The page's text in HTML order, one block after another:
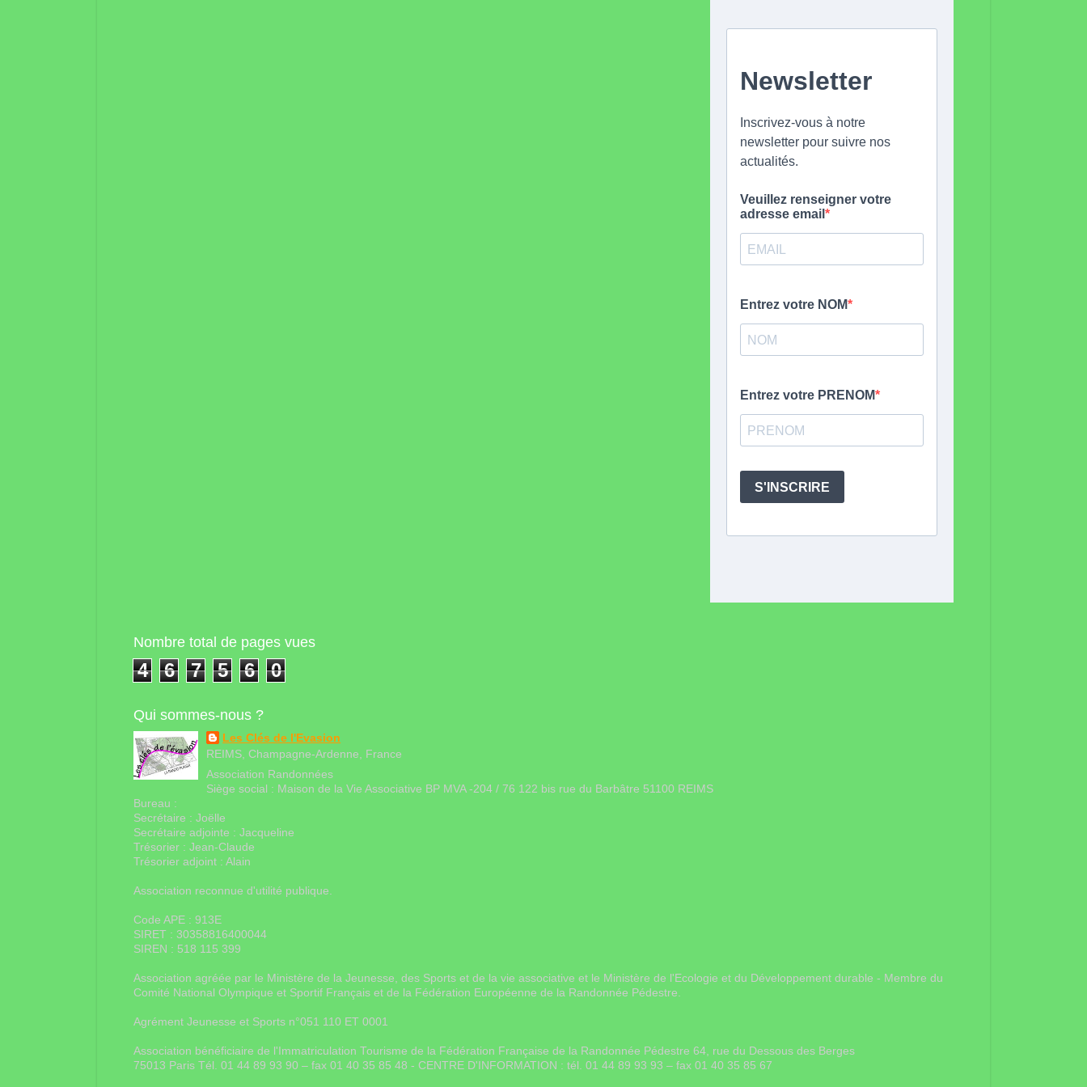
Nombre total de pages vues
4 6 7 5 6 0
Qui sommes-nous ?
Les Clés de l'Evasion
REIMS, Champagne-Ardenne, France
Association Randonnées
Siège social : Maison de la Vie Associative BP MVA -204 / 76 122 bis rue du Barbâtre 51100 REIMS
Bureau :
Secrétaire : Joëlle
Secrétaire adjointe : Jacqueline
Trésorier : Jean-Claude
Trésorier adjoint : Alain
Association reconnue d'utilité publique.
Code APE : 913E
SIRET : 30358816400044
SIREN : 518 115 399
Association agréée par le Ministère de la Jeunesse, des Sports et de la vie associative et le Ministère de l'Ecologie et du Développement durable - Membre du
Comité National Olympique et Sportif Français et de la Fédération Européenne de la Randonnée Pédestre.
Agrément Jeunesse et Sports n°051 110 ET 0001
Association bénéficiaire de l'Immatriculation Tourisme de la Fédération Française de la Randonnée Pédestre 64, rue du Dessous des Berges
75013 Paris Tél. 01 44 89 93 90 – fax 01 40 35 85 48 - CENTRE D'INFORMATION : tél. 01 44 89 93 93 – fax 01 40 35 85 67